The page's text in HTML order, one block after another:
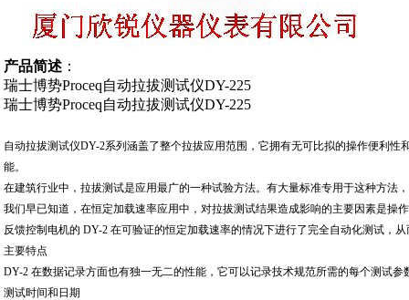
产品简述 ：
瑞士博势Proceq自动拉拔测试仪DY-225
瑞士博势Proceq自动拉拔测试仪DY-225
自动拉拔测试仪DY-2系列涵盖了整个拉拔应用范围，它拥有无可比拟的操作便利性
能。
在建筑行业中，拉拔测试是应用最广的一种试验方法。有大量标准专用于这种方法
我们早已知道，在恒定加载速率应用中，对拉拔测试结果造成影响的主要因素是操
反馈控制电机的 DY-2 在可验证的恒定加载速率的情况下进行了完全自动化测试，
主要特点
DY-2 在数据记录方面也有独一无二的性能，它可以记录技术规范所需的每个测试参
测试时间和日期